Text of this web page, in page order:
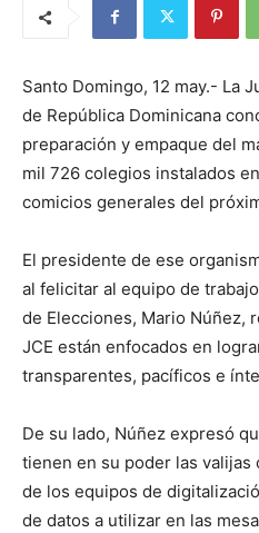
Santo Domingo, 12 may.- La
de República Dominicana
preparación y empaque del
mil 726 colegios instalados
comicios generales del
El presidente de ese
al felicitar al equipo de
de Elecciones, Mario Núñez,
JCE están enfocados en
transparentes, pacíficos e
De su lado, Núñez expresó
tienen en su poder las valijas
de los equipos de
de datos a utilizar en las